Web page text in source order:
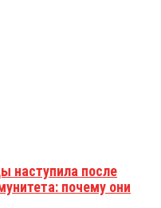
наступила после
почему они